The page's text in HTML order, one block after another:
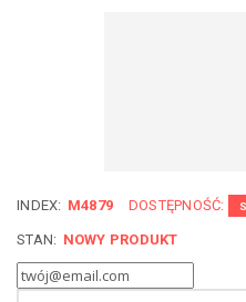
INDEX: M4879 DOSTĘPNOŚĆ:
STAN: NOWY PRODUKT